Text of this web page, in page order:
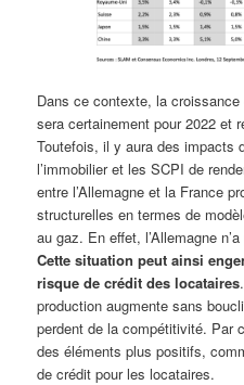
Dans ce contexte, la
sera certainement pour 2022 et
Toutefois, il y aura des impacts
l’immobilier et les SCPI de
entre l’Allemagne et la France
structurelles en termes de
au gaz. En effet, l’Allemagne
Cette situation peut ainsi
risque de crédit des locataires
production augmente sans
perdent de la compétitivité. Par
des éléments plus positifs,
de crédit pour les locataires.